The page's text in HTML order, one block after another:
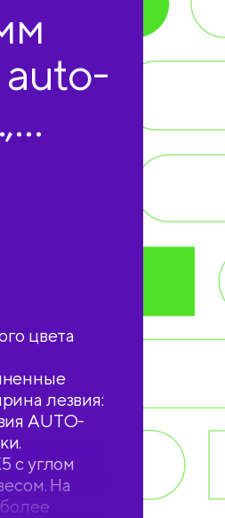
auto-
цвета
лезвия:
AUTO-
с углом
На